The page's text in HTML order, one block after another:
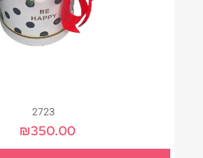
2723
₪350.00